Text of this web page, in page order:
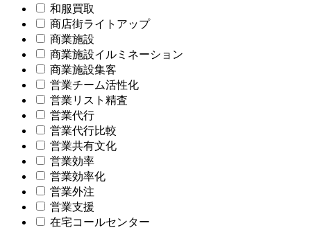
和服買取
商店街ライトアップ
商業施設
商業施設イルミネーション
商業施設集客
営業チーム活性化
営業リスト精査
営業代行
営業代行比較
営業共有文化
営業効率
営業効率化
営業外注
営業支援
在宅コールセンター